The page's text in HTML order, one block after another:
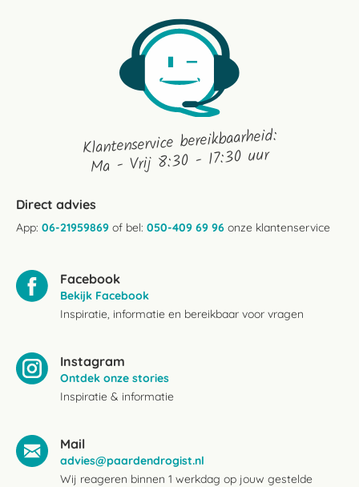
Klantenservice bereikbaarheid:
Ma - Vrij 8:30 - 17:30 uur
Direct advies
App: 06-21959869 of bel: 050-409 69 96 onze klantenservice
Facebook
Bekijk Facebook
Inspiratie, informatie en bereikbaar voor vragen
Instagram
Ontdek onze stories
Inspiratie & informatie
Mail
advies@paardendrogist.nl
Wij reageren binnen 1 werkdag op jouw gestelde